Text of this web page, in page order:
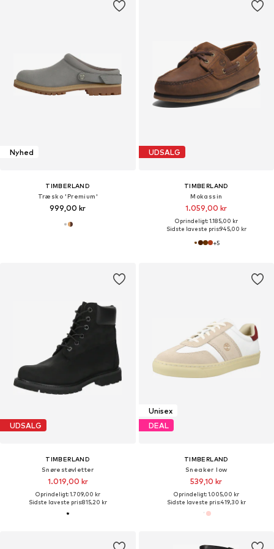
Nyhed
TIMBERLAND
Træsko 'Premium'
999,00 kr
UDSALG
TIMBERLAND
Mokassin
1.059,00 kr
Oprindeligt: 1.185,00 kr
Sidste laveste pris:945,00 kr
+5
UDSALG
TIMBERLAND
Snørestøvletter
1.019,00 kr
Oprindeligt: 1.709,00 kr
Sidste laveste pris:815,20 kr
Unisex
DEAL
TIMBERLAND
Sneaker low
539,10 kr
Oprindeligt: 1.005,00 kr
Sidste laveste pris:419,30 kr